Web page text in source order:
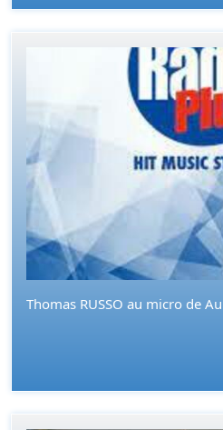
Thomas RUSSO au micro de